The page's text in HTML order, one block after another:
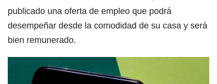
publicado una oferta de empleo que podrá
desempeñar desde la comodidad de su casa y será
bien remunerado.